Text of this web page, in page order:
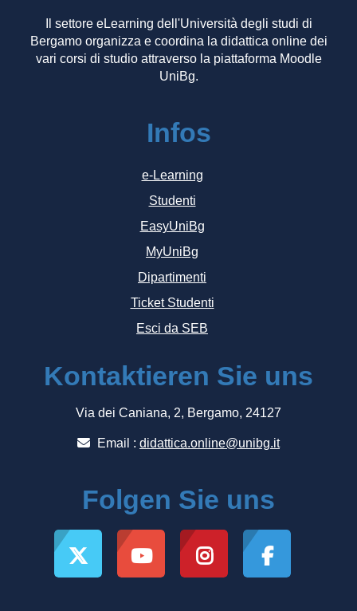
Il settore eLearning dell'Università degli studi di
Bergamo organizza e coordina la didattica online dei
vari corsi di studio attraverso la piattaforma Moodle
UniBg.
Infos
e-Learning
Studenti
EasyUniBg
MyUniBg
Dipartimenti
Ticket Studenti
Esci da SEB
Kontaktieren Sie uns
Via dei Caniana, 2, Bergamo, 24127
Email : didattica.online@unibg.it
Folgen Sie uns